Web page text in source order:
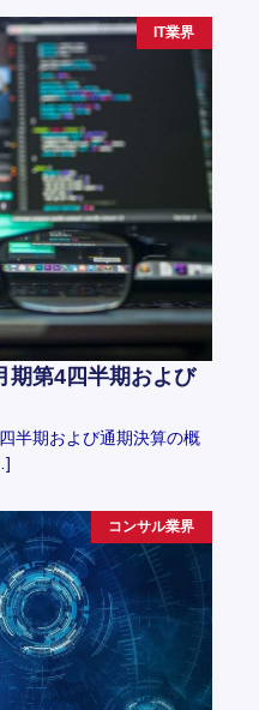
IT業界
期第4四半期および
半期および通期決算の概
コンサル業界